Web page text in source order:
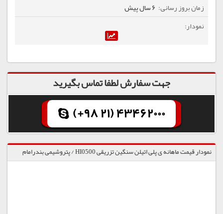
6 سال پیش
جهت سفارش لطفا تماس بگیرید
(+98 21) 43462000
نمودار قیمت ماهانه ی پلی اتیلن سنگین تزریقی HI0500 / پتروشیمی بندرامام